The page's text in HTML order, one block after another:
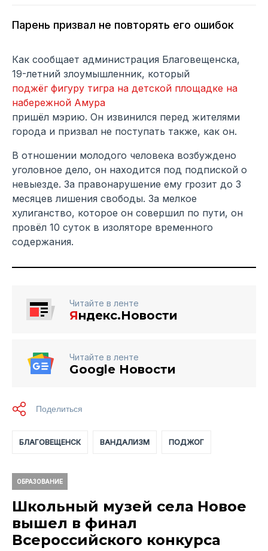
Парень призвал не повторять его ошибок
Как сообщает администрация Благовещенска,
19-летний злоумышленник, который
поджёг фигуру тигра на детской площадке на
набережной Амура
пришёл мэрию. Он извинился перед жителями
города и призвал не поступать также, как он.
В отношении молодого человека возбуждено
уголовное дело, он находится под подпиской о
невыезде. За правонарушение ему грозит до 3
месяцев лишения свободы. За мелкое
хулиганство, которое он совершил по пути, он
провёл 10 суток в изоляторе временного
содержания.
Читайте в ленте
Яндекс.Новости
Читайте в ленте
Google Новости
БЛАГОВЕЩЕНСК ВАНДАЛИЗМ ПОДЖОГ
ОБРАЗОВАНИЕ
Школьный музей села Новое
вышел в финал
Всероссийского конкурса